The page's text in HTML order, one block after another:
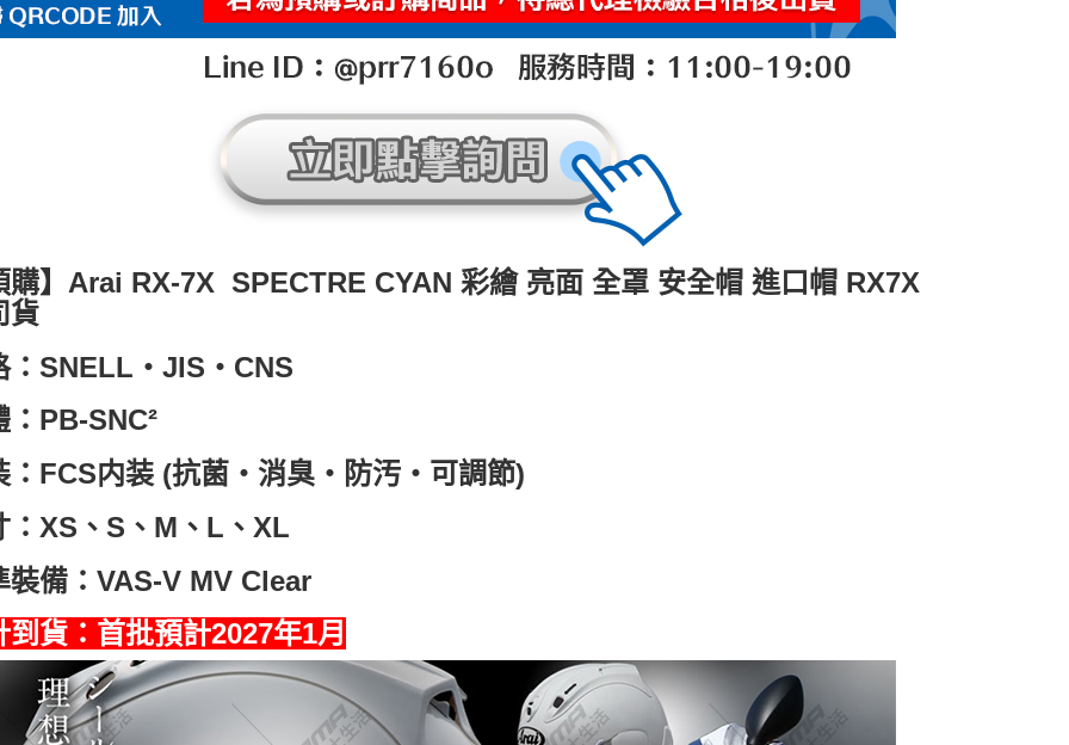
購】Arai RX-7X SPECTRE CYAN 彩繪 亮面 全罩 安全帽 進口帽 RX7X
貨
：SNELL・JIS・CNS
：PB-SNC²
：FCS内装 (抗菌・消臭・防汚・可調節)
：XS、S、M、L、XL
裝備：VAS-V MV Clear
到貨：首批預計2027年1月